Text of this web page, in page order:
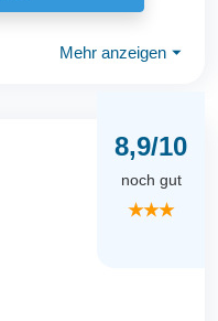
Mehr anzeigen ⏷
8,9/10
noch gut
★★★